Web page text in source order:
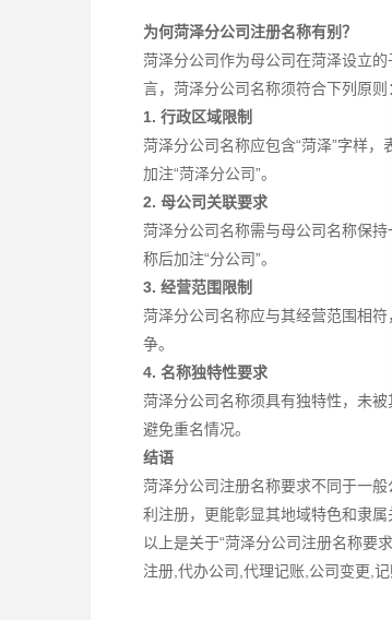
为何菏泽分公司注册名称有别？
菏泽分公司作为母公司在菏泽设立
言，菏泽分公司名称须符合下列原则
1. 行政区域限制
菏泽分公司名称应包含“菏泽”字样，
加注“菏泽分公司”。
2. 母公司关联要求
菏泽分公司名称需与母公司名称保
称后加注“分公司”。
3. 经营范围限制
菏泽分公司名称应与其经营范围相
争。
4. 名称独特性要求
菏泽分公司名称须具有独特性，未
避免重名情况。
结语
菏泽分公司注册名称要求不同于一
利注册，更能彰显其地域特色和隶属
以上是关于“菏泽分公司注册名称要
注册,代办公司,代理记账,公司变更,